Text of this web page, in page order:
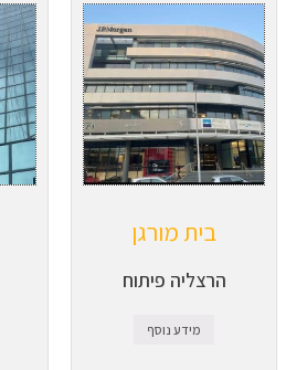
בית מורגן
הרצליה פיתוח
מידע נוסף